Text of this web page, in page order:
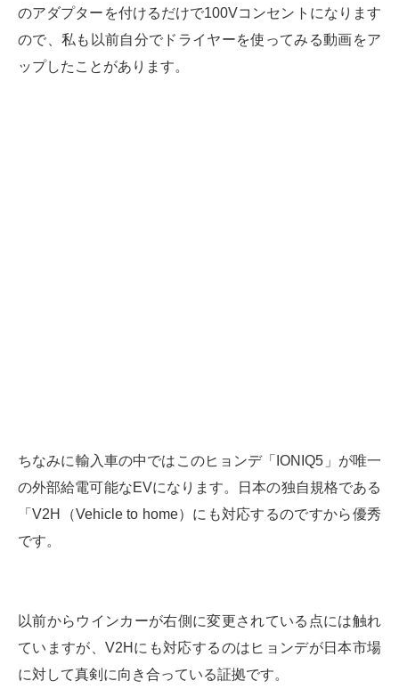
のアダプターを付けるだけで100Vコンセントになります
ので、私も以前自分でドライヤーを使ってみる動画をア
ップしたことがあります。
ちなみに輸入車の中ではこのヒョンデ「IONIQ5」が唯一
の外部給電可能なEVになります。日本の独自規格である
「V2H（Vehicle to home）にも対応するのですから優秀
です。
以前からウインカーが右側に変更されている点には触れ
ていますが、V2Hにも対応するのはヒョンデが日本市場
に対して真剣に向き合っている証拠です。